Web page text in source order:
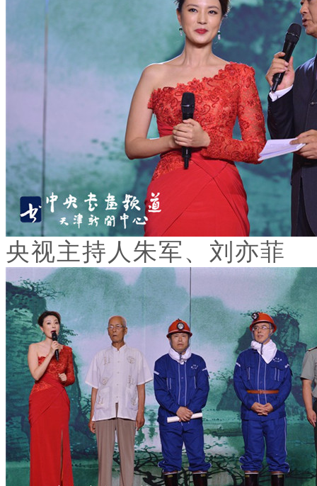
央视主持人朱军、刘亦菲